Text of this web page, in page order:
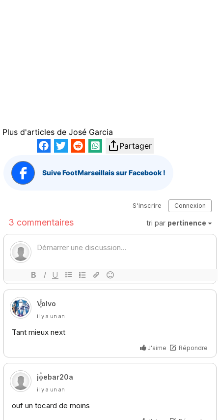
Plus d'articles de José Garcia
Partager
Suive FootMarseillais sur Facebook !